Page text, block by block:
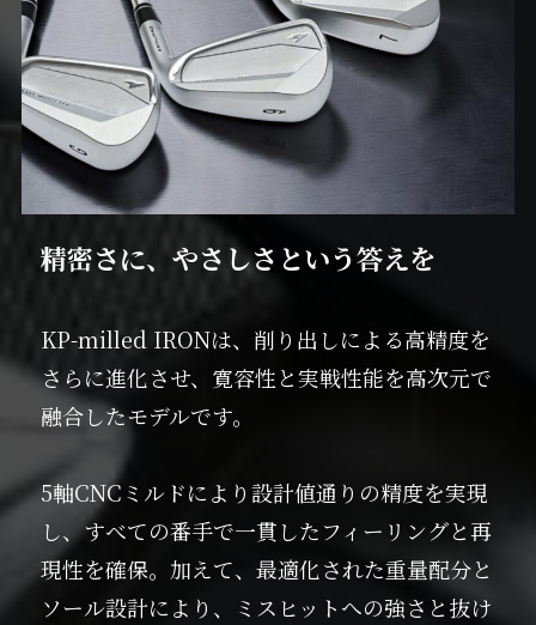
精密さに、やさしさという答えを
KP-milled IRONは、削り出しによる高精度を
さらに進化させ、寛容性と実戦性能を高次元で
融合したモデルです。
5軸CNCミルドにより設計値通りの精度を実現
し、すべての番手で一貫したフィーリングと再
現性を確保。加えて、最適化された重量配分と
ソール設計により、ミスヒットへの強さと抜け